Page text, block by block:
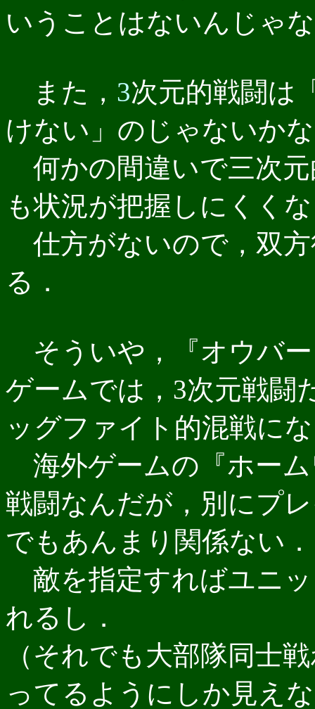
いうことはないんじゃ
また， 3次元的戦闘は
けない」のじゃないか
何かの間違いで三次
も状況が把握しにくく
仕方がないので，双
る．
そういや，『オウバ
ゲームでは，3次元戦闘
ッグファイト的混戦に
海外ゲームの『ホー
戦闘なんだが，別にプ
でもあんまり関係ない．
敵を指定すればユニ
れるし．
（それでも大部隊同士
ってるようにしか見え